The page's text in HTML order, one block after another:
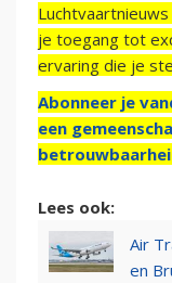
je toegang tot
ervaring die je
Abonneer je
een
Lees ook:
Air
en